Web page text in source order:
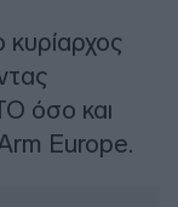
κυρίαρχος
όσο και
Europe.